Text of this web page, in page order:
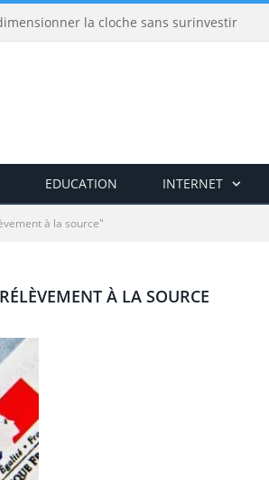
la cloche sans surinvestir
EDUCATION INTERNET
à la source"
À LA SOURCE